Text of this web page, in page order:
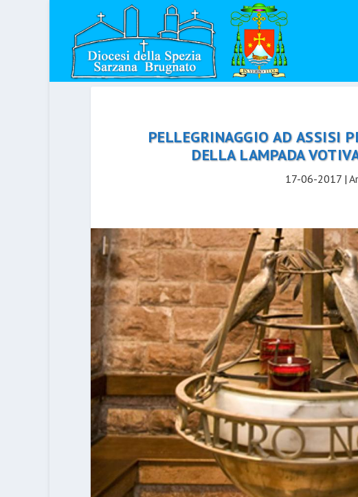
PELLEGRINAGGIO AD ASSISI
DELLA LAMPADA
17-06-2017 |